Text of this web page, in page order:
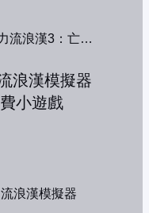
暴力流浪漢3：亡命之徒
流浪漢模擬器